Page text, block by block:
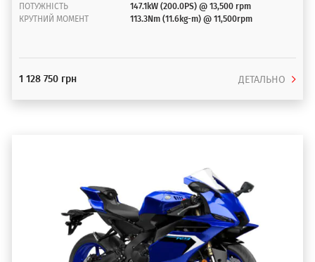
ПОТУЖНІСТЬ
147.1kW (200.0PS) @ 13,500 rpm
КРУТНИЙ МОМЕНТ
113.3Nm (11.6kg-m) @ 11,500rpm
1 128 750 грн ДЕТАЛЬНО